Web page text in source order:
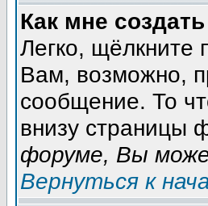
Как мне
Легко, щёлкните
Вам, возможно,
сообщение. То
внизу страницы
форуме, Вы
Вернуться к